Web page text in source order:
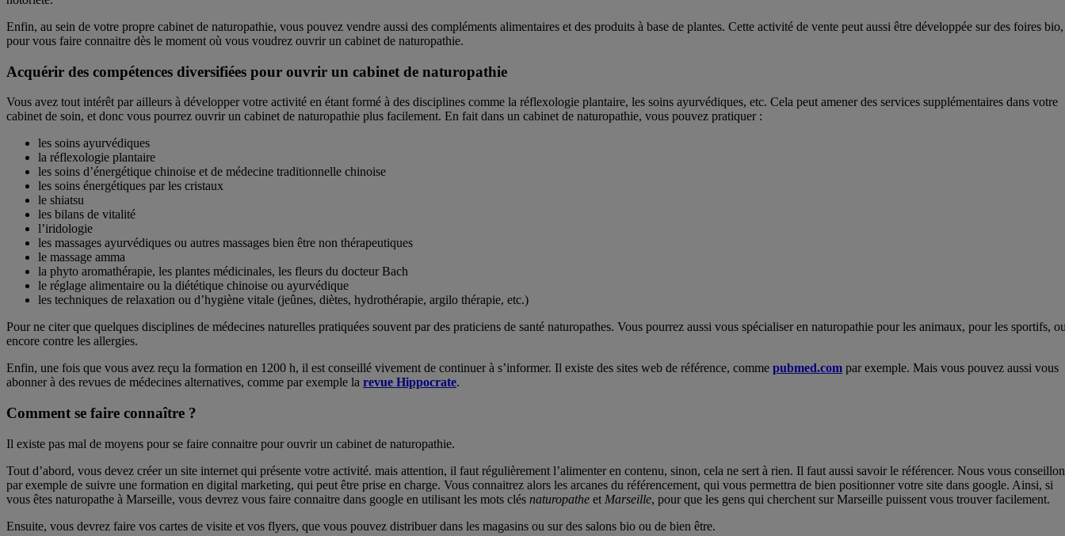
Enfin, au sein de votre propre cabinet de naturopathie, vous pouvez vendre aussi des compléments alimentaires et des produits à base de plantes. Cette activité de vente peut aussi être développée sur des foires bio,
pour vous faire connaitre dès le moment où vous voudrez ouvrir un cabinet de naturopathie.
Acquérir des compétences diversifiées pour ouvrir un cabinet de naturopathie
Vous avez tout intérêt par ailleurs à développer votre activité en étant formé à des disciplines comme la réflexologie plantaire, les soins ayurvédiques, etc. Cela peut amener des services supplémentaires dans votre
cabinet de soin, et donc vous pourrez ouvrir un cabinet de naturopathie plus facilement. En fait dans un cabinet de naturopathie, vous pouvez pratiquer :
les soins ayurvédiques
la réflexologie plantaire
les soins d’énergétique chinoise et de médecine traditionnelle chinoise
les soins énergétiques par les cristaux
le shiatsu
les bilans de vitalité
l’iridologie
les massages ayurvédiques ou autres massages bien être non thérapeutiques
le massage amma
la phyto aromathérapie, les plantes médicinales, les fleurs du docteur Bach
le réglage alimentaire ou la diététique chinoise ou ayurvédique
les techniques de relaxation ou d’hygiène vitale (jeûnes, diètes, hydrothérapie, argilo thérapie, etc.)
Pour ne citer que quelques disciplines de médecines naturelles pratiquées souvent par des praticiens de santé naturopathes. Vous pourrez aussi vous spécialiser en naturopathie pour les animaux, pour les sportifs,
encore contre les allergies.
Enfin, une fois que vous avez reçu la formation en 1200 h, il est conseillé vivement de continuer à s’informer. Il existe des sites web de référence, comme pubmed.com par exemple. Mais vous pouvez aussi vous
abonner à des revues de médecines alternatives, comme par exemple la revue Hippocrate.
Comment se faire connaître ?
Il existe pas mal de moyens pour se faire connaitre pour ouvrir un cabinet de naturopathie.
Tout d’abord, vous devez créer un site internet qui présente votre activité. mais attention, il faut régulièrement l’alimenter en contenu, sinon, cela ne sert à rien. Il faut aussi savoir le référencer. Nous vous
par exemple de suivre une formation en digital marketing, qui peut être prise en charge. Vous connaitrez alors les arcanes du référencement, qui vous permettra de bien positionner votre site dans google. Ainsi, si
vous êtes naturopathe à Marseille, vous devrez vous faire connaitre dans google en utilisant les mots clés naturopathe et Marseille, pour que les gens qui cherchent sur Marseille puissent vous trouver facilement.
Ensuite, vous devrez faire vos cartes de visite et vos flyers, que vous pouvez distribuer dans les magasins ou sur des salons bio ou de bien être.